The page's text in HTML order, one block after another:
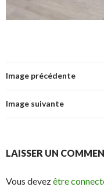
Image précédente
Image suivante
LAISSER UN
Vous devezêtre